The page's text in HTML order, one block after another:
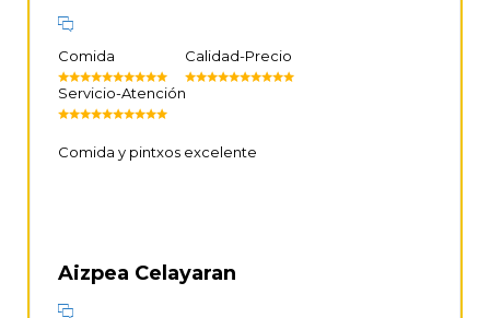
Comida Calidad-Precio
Servicio-Atención
Comida y pintxos excelente
Aizpea Celayaran